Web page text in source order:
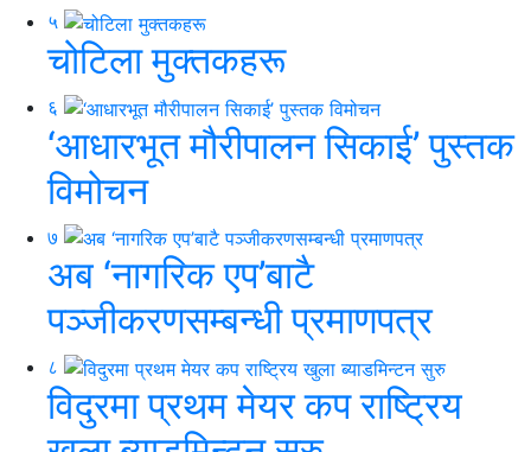
५
चोटिला मुक्तकहरू
६
‘आधारभूत मौरीपालन सिकाई’ पुस्तक
विमोचन
७
अब ‘नागरिक एप’बाटै
पञ्जीकरणसम्बन्धी प्रमाणपत्र
८
विदुरमा प्रथम मेयर कप राष्ट्रिय